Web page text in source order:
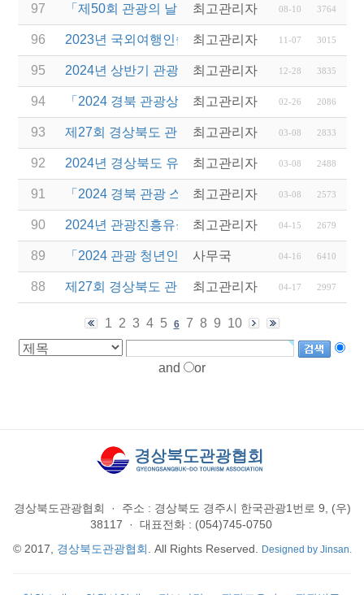
97 「제50회 관광의 날」경상북도 관광진흥유공 표창
최고관리자 08-10 3764
96 2023년 국외여행인솔자(T/C) 5차 소양교육 안내
최고관리자 11-07 3015
95 2024년 상반기 관광진흥개발기금 융자 시행 안내
최고관리자 12-28 3835
94 「2024 경북 관광상품 팝업스토어」 입점기업 모집
최고관리자 02-26 2086
93 제27회 경상북도 관광기념품 공모전 개최
최고관리자 03-08 2833
92 2024년 경상북도 유니크베뉴를 활용한 MICE행사
최고관리자 03-08 2488
91 「2024 경북 관광 스타트업 공모전」 안내
최고관리자 03-08 2573
90 2024년 관광진흥유공자 정부 포상 대상자 추천 공
최고관리자 04-15 2679
89 「2024 관광 청년인턴제 지원 사업」 참여 사업체
사무국 04-16 6410
88 제27회 경상북도 관광기념품 공모전 수상작 발표
최고관리자 04-17 2997
1 2 3 4 5 6 7 8 9 10
and or
경상북도관광협회 ·
주소 : 경상북도 경주시 한국관광1번로 9, (우)
38117
·
대표전화 : (054)745-0750
© 2017, 경상북도관광협회 . All Rights Reserved. Designed by Jinsan.